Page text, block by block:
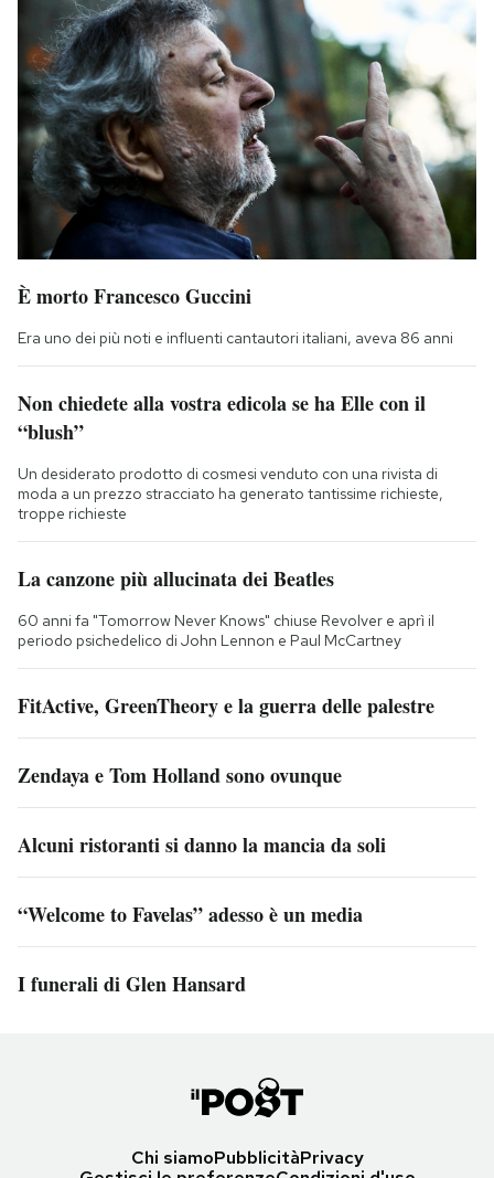
È morto Francesco Guccini
Era uno dei più noti e influenti cantautori italiani, aveva 86 anni
Non chiedete alla vostra edicola se ha Elle con il
“blush”
Un desiderato prodotto di cosmesi venduto con una rivista di
moda a un prezzo stracciato ha generato tantissime richieste,
troppe richieste
La canzone più allucinata dei Beatles
60 anni fa "Tomorrow Never Knows" chiuse Revolver e aprì il
periodo psichedelico di John Lennon e Paul McCartney
FitActive, GreenTheory e la guerra delle palestre
Zendaya e Tom Holland sono ovunque
Alcuni ristoranti si danno la mancia da soli
“Welcome to Favelas” adesso è un media
I funerali di Glen Hansard
Chi siamoPubblicitàPrivacy